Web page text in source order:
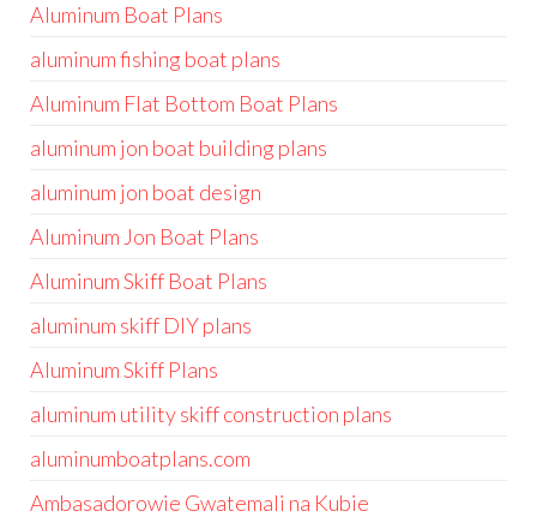
Aluminum Boat Plans
aluminum fishing boat plans
Aluminum Flat Bottom Boat Plans
aluminum jon boat building plans
aluminum jon boat design
Aluminum Jon Boat Plans
Aluminum Skiff Boat Plans
aluminum skiff DIY plans
Aluminum Skiff Plans
aluminum utility skiff construction plans
aluminumboatplans.com
Ambasadorowie Gwatemali na Kubie